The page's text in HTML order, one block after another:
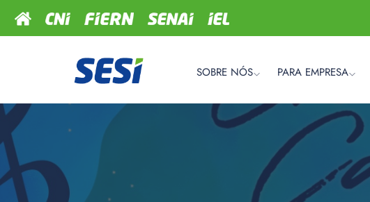
SOBRE NÓS PARA EMPRESA